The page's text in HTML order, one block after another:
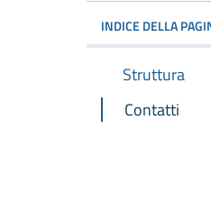
INDICE DELLA
Struttura
Contatti